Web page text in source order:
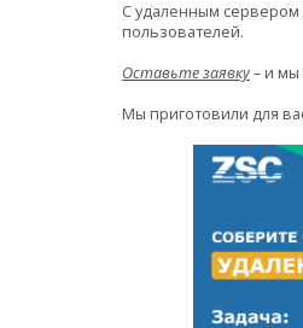
С удаленным сервером
пользователей.
Оставьте заявку– и мы
Мы приготовили для